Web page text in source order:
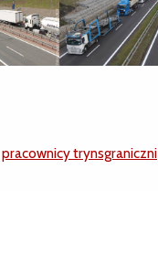
pracownicy trynsgraniczni